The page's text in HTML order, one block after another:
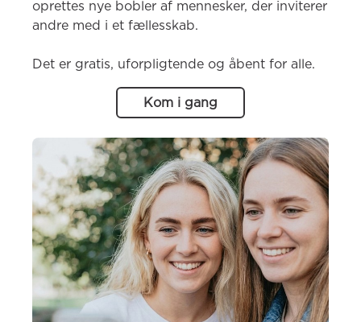
oprettes nye bobler af mennesker, der inviterer
andre med i et fællesskab.
Det er gratis, uforpligtende og åbent for alle.
Kom i gang